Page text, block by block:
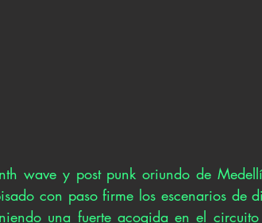
wave y post punk oriundo de
con paso firme los escenarios de
una fuerte acogida en el